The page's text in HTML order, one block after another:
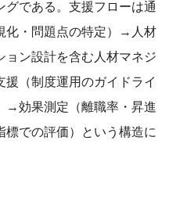
グである。支援フローは通
化・問題点の特定）→人材
ョン設計を含む人材マネジ
（制度運用のガイドライ
→効果測定（離職率・昇進
標での評価）という構造に